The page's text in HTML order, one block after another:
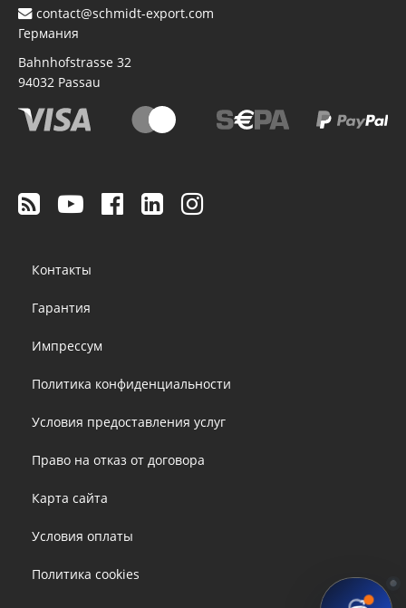
contact@schmidt-export.com
Германия
Bahnhofstrasse 32
94032 Passau
menu
Контакты
Гарантия
Импрессум
Политика конфиденциальности
Условия предоставления услуг
Право на отказ от договора
Карта сайта
Условия оплаты
Политика cookies